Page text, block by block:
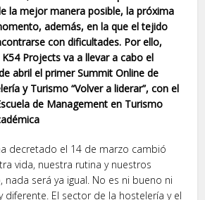
la mejor manera posible, la próxima
además, en la que el tejido
con dificultades. Por ello,
Projects va a llevar a cabo el
abril el primer Summit Online de
y Turismo “Volver a liderar”, con el
de Management en Turismo
decretado el 14 de marzo cambió
vida, nuestra rutina y nuestros
nada será ya igual. No es ni bueno ni
diferente. El sector de la hostelería y el